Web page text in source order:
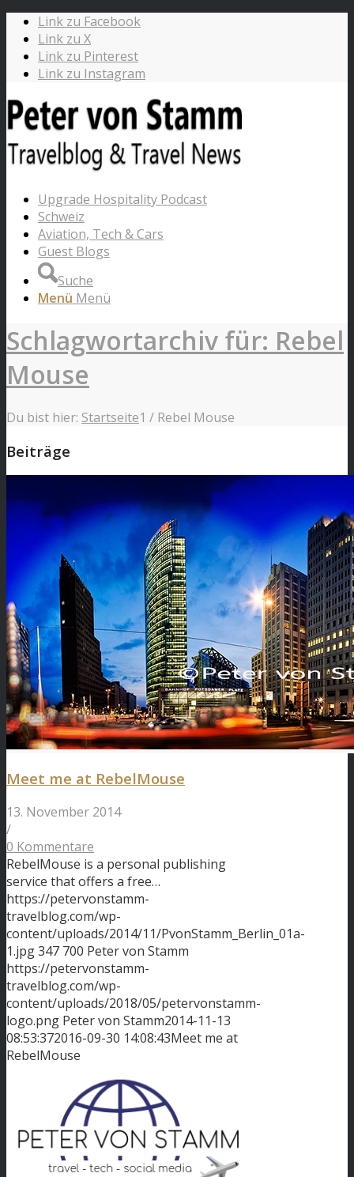
Link zu Facebook
Link zu X
Link zu Pinterest
Link zu Instagram
Upgrade Hospitality Podcast
Schweiz
Aviation, Tech & Cars
Guest Blogs
Suche
Menü Menü
Schlagwortarchiv für: Rebel
Mouse
Du bist hier: Startseite1 / Rebel Mouse
Beiträge
Meet me at RebelMouse
13. November 2014
/
0 Kommentare
RebelMouse is a personal publishing
service that offers a free…
https://petervonstamm-
travelblog.com/wp-
content/uploads/2014/11/PvonStamm_Berlin_01a-
1.jpg347 700 Peter von Stamm
https://petervonstamm-
travelblog.com/wp-
content/uploads/2018/05/petervonstamm-
logo.png Peter von Stamm2014-11-13
08:53:372016-09-30 14:08:43Meet me at
RebelMouse